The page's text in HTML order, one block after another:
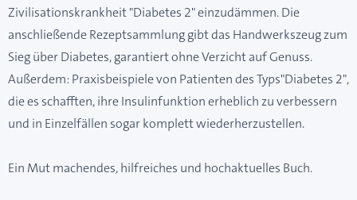
Zivilisationskrankheit "Diabetes 2" einzudämmen. Die
anschließende Rezeptsammlung gibt das Handwerkszeug zum
Sieg über Diabetes, garantiert ohne Verzicht auf Genuss.
Außerdem: Praxisbeispiele von Patienten des Typs"Diabetes 2",
die es schafften, ihre Insulinfunktion erheblich zu verbessern
und in Einzelfällen sogar komplett wiederherzustellen.
Ein Mut machendes, hilfreiches und hochaktuelles Buch.